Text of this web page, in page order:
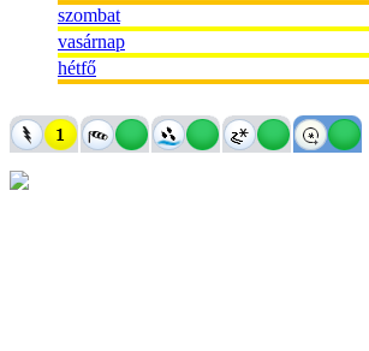
szombat
vasárnap
hétfő